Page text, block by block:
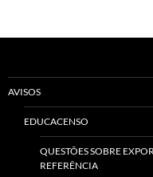
AVISOS
EDUCACENSO
QUESTÕES SOBRE
REFERÊNCIA